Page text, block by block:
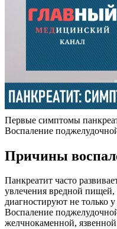
Первые симптомы
Воспаление
Причины
Панкреатит часто
увлечения вредной пищей,
диагностируют не только
Воспаление
желчнокаменной,